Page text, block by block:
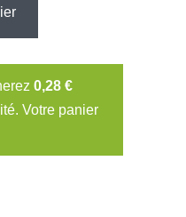
0,28 €
Votre panier